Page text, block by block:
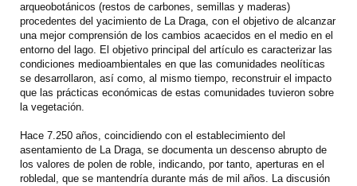
arqueobotánicos (restos de carbones, semillas y maderas)
procedentes del yacimiento de La Draga, con el objetivo de alcanzar
una mejor comprensión de los cambios acaecidos en el medio en el
entorno del lago. El objetivo principal del artículo es caracterizar las
condiciones medioambientales en que las comunidades neolíticas
se desarrollaron, así como, al mismo tiempo, reconstruir el impacto
que las prácticas económicas de estas comunidades tuvieron sobre
la vegetación.
Hace 7.250 años, coincidiendo con el establecimiento del
asentamiento de La Draga, se documenta un descenso abrupto de
los valores de polen de roble, indicando, por tanto, aperturas en el
robledal, que se mantendría durante más de mil años. La discusión